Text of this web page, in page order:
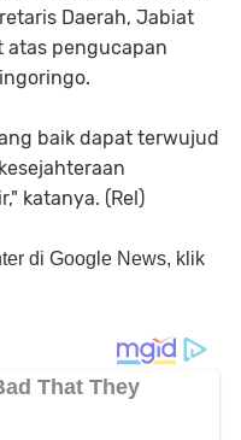
Daerah, Jabiat
atas pengucapan
baik dapat terwujud
katanya. (Rel)
di Google News, klik